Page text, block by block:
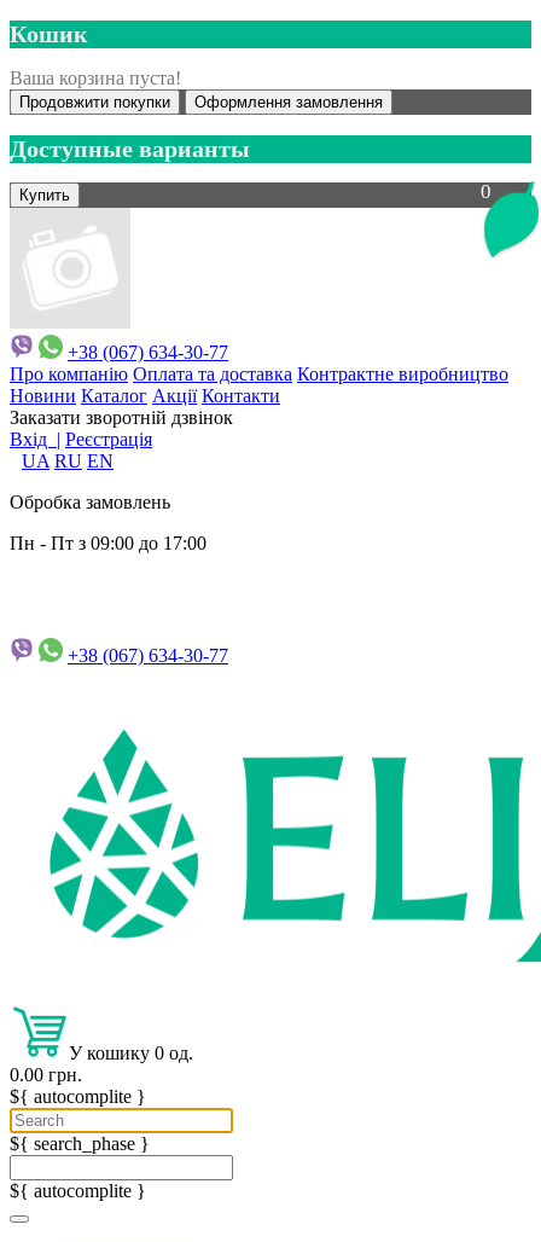
Кошик
Ваша корзина пуста!
Продовжити покупки Оформлення замовлення
0
Доступные варианты
+38 (067) 634-30-77
Про компанію Оплата та доставка Контрактне виробництво
Новини Каталог Акції Контакти
Заказати зворотній дзвінок
Вхід | Реєстрація
UA RU EN
Обробка замовлень
Пн - Пт з 09:00 до 17:00
+38 (067) 634-30-77
У кошику 0 од.
0.00 грн.
${ autocomplite }
${ search_phase }
${ autocomplite }